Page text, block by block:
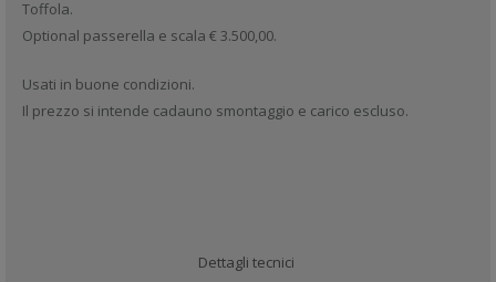
Toffola.
Optional passerella e scala € 3.500,00.
Usati in buone condizioni.
Il prezzo si intende cadauno smontaggio e carico escluso.
Dettagli tecnici